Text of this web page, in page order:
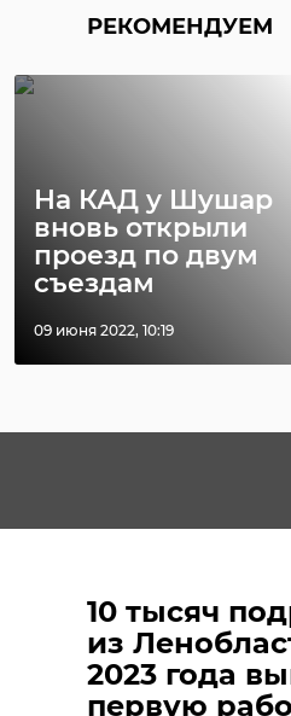
РЕКОМЕНДУЕМ
На КАД у Шушар
вновь открыли
проезд по двум
съездам
09 июня 2022, 10:19
10 тысяч
из
2023 года
первую